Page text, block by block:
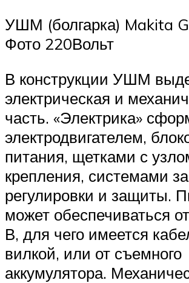
УШМ (болгарка) Makita
Фото 220Вольт
В конструкции УШМ
электрическая и
часть. «Электрика»
электродвигателем,
питания, щетками с
крепления, системами
регулировки и защиты.
может обеспечиваться
В, для чего имеется
вилкой, или от съемного
аккумулятора.